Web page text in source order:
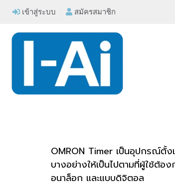
เข้าสู่ระบบ สมัครสมาชิก
OMRON Timer เป็นอุปกรณ์ตั้ง
บางอย่างให้เป็นไปตามที่ผู้ใช้ต้
อนาล็อก และแบบดิจิตอล